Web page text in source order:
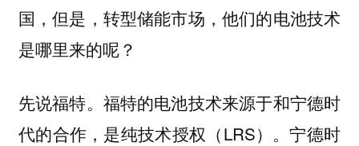
国，但是，转型储能市场，他们的电池技术
是哪里来的呢？
先说福特。福特的电池技术来源于和宁德时
代的合作，是纯技术授权（LRS）。宁德时